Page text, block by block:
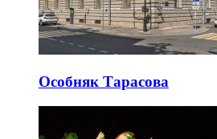
Особняк Тарасова